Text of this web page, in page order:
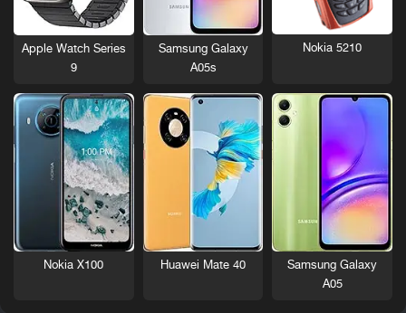
Nokia 5210
Samsung Galaxy
A05s
Apple Watch Series
9
Samsung Galaxy
A05
Huawei Mate 40
Nokia X100